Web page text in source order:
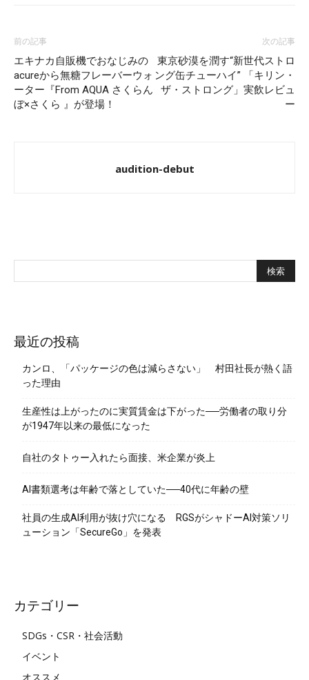
前の記事
エキナカ自販機でおなじみの
acureから無糖フレーバーウォ
ーター『From AQUA さくらん
ぼ×さくら 』が登場！
次の記事
東京砂漠を潤す“新世代ストロ
ング缶チューハイ” 「キリン・
ザ・ストロング」実飲レビュ
ー
audition-debut
最近の投稿
カンロ、「パッケージの色は減らさない」 村田社長が熱く語
った理由
生産性は上がったのに実質賃金は下がった──労働者の取り分
が1947年以来の最低になった
自社のタトゥー入れたら面接、米企業が炎上
AI書類選考は年齢で落としていた──40代に年齢の壁
社員の生成AI利用が抜け穴になる RGSがシャドーAI対策ソリ
ューション「SecureGo」を発表
カテゴリー
SDGs・CSR・社会活動
イベント
オススメ